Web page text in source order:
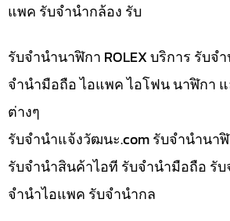
แพค รับจำนำกล้อง รับ
รับจำนำนาฬิกา ROLEX บริการ รับจ
จำนำมือถือ ไอแพค ไอโฟน นาฬิกา
ต่างๆ
รับจํานําแจ้งวัฒนะ.com รับจำนำนาฬิ
รับจำนำสินค้าไอที รับจำนำมือถือ รั
จำนำไอแพค รับจำนำกล